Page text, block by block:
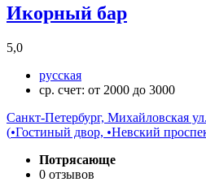
Икорный бар
5,0
русская
ср. счет: от 2000 до 3000
Санкт-Петербург, Михайловская
(•Гостиный двор, •Невский
Потрясающе
0 отзывов